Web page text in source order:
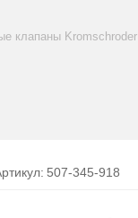
клапаны
507-345-918